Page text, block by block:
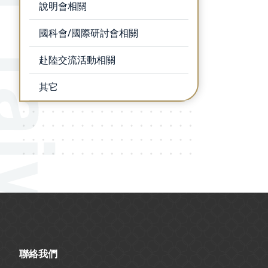
說明會相關
國科會/國際研討會相關
赴陸交流活動相關
其它
:::
聯絡我們